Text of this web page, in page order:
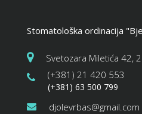
Stomatološka ordinacija
Svetozara Miletića 42,
(+381) 21 420 553
(+381) 63 500 799
djolevrbas@gmail.com